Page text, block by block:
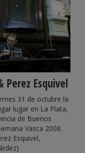
Perez Esquivel
31 de octubre la
lugar en La Plata,
de Buenos
Vasca 2008.
Esquivel,